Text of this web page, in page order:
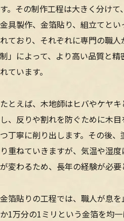
す。その制作工程は大きく分けて
金具製作、金箔貼り、組立てと
れており、それぞれに専門の職
制」によって、より高い品質と
れています。
たとえば、木地師はヒバやケヤ
し、反りや割れを防ぐために木
つ丁寧に削り出します。その後
り重ねていきますが、気温や湿
が変わるため、長年の経験が必要
金箔貼りの工程では、職人が息
か1万分の1ミリという金箔を均